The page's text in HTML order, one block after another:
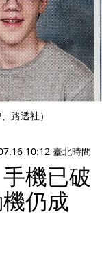
路透社）
10:12 臺北時間
機已破
仍成